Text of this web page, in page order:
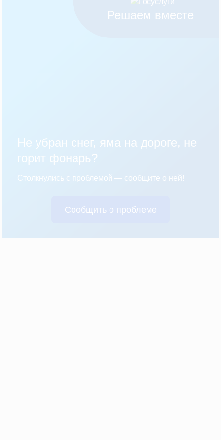
Решаем вместе
Не убран снег, яма на дороге, не
горит фонарь?
Столкнулись с проблемой — сообщите о ней!
Сообщить о проблеме